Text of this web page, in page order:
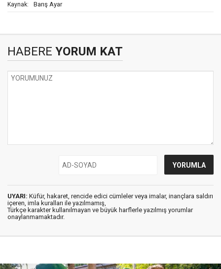
Kaynak: Barış Ayar
HABERE YORUM KAT
UYARI: Küfür, hakaret, rencide edici cümleler veya imalar, inançlara saldırı
içeren, imla kuralları ile yazılmamış,
Türkçe karakter kullanılmayan ve büyük harflerle yazılmış yorumlar
onaylanmamaktadır.